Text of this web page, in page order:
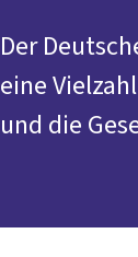
Der
eine
und die